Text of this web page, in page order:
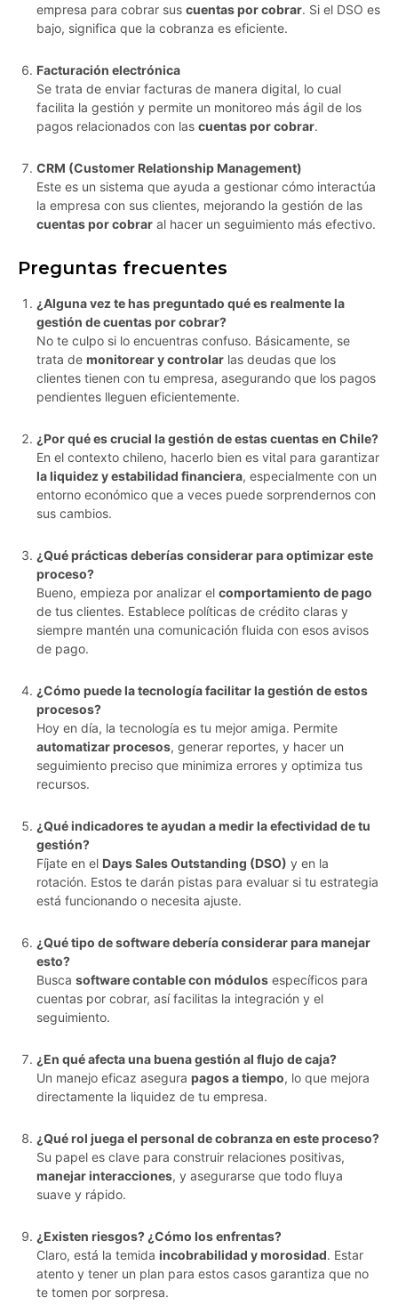
empresa para cobrar sus cuentas por cobrar. Si el DSO es
bajo, significa que la cobranza es eficiente.
Facturación electrónica
Se trata de enviar facturas de manera digital, lo cual
facilita la gestión y permite un monitoreo más ágil de los
pagos relacionados con las cuentas por cobrar.
CRM (Customer Relationship Management)
Este es un sistema que ayuda a gestionar cómo interactúa
la empresa con sus clientes, mejorando la gestión de las
cuentas por cobrar al hacer un seguimiento más efectivo.
Preguntas frecuentes
¿Alguna vez te has preguntado qué es realmente la
gestión de cuentas por cobrar?
No te culpo si lo encuentras confuso. Básicamente, se
trata de monitorear y controlar las deudas que los
clientes tienen con tu empresa, asegurando que los pagos
pendientes lleguen eficientemente.
¿Por qué es crucial la gestión de estas cuentas en Chile?
En el contexto chileno, hacerlo bien es vital para garantizar
la liquidez y estabilidad financiera, especialmente con un
entorno económico que a veces puede sorprendernos con
sus cambios.
¿Qué prácticas deberías considerar para optimizar este
proceso?
Bueno, empieza por analizar el comportamiento de pago
de tus clientes. Establece políticas de crédito claras y
siempre mantén una comunicación fluida con esos avisos
de pago.
¿Cómo puede la tecnología facilitar la gestión de estos
procesos?
Hoy en día, la tecnología es tu mejor amiga. Permite
automatizar procesos, generar reportes, y hacer un
seguimiento preciso que minimiza errores y optimiza tus
recursos.
¿Qué indicadores te ayudan a medir la efectividad de tu
gestión?
Fíjate en el Days Sales Outstanding (DSO) y en la
rotación. Estos te darán pistas para evaluar si tu estrategia
está funcionando o necesita ajuste.
¿Qué tipo de software debería considerar para manejar
esto?
Busca software contable con módulos específicos para
cuentas por cobrar, así facilitas la integración y el
seguimiento.
¿En qué afecta una buena gestión al flujo de caja?
Un manejo eficaz asegura pagos a tiempo, lo que mejora
directamente la liquidez de tu empresa.
¿Qué rol juega el personal de cobranza en este proceso?
Su papel es clave para construir relaciones positivas,
manejar interacciones, y asegurarse que todo fluya
suave y rápido.
¿Existen riesgos? ¿Cómo los enfrentas?
Claro, está la temida incobrabilidad y morosidad. Estar
atento y tener un plan para estos casos garantiza que no
te tomen por sorpresa.